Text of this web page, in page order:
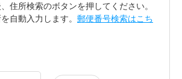
住所検索のボタンを押してください。
自動入力します。 郵便番号検索はこち